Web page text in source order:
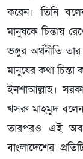
করেন। তিনি
মানুষকে চিন্তায়
ভঙ্গুর অর্থনীতি
মানুষের কথা
ইনশাআল্লাহ।
খসরু মাহমুদ
তারপরও এই
বাংলাদেশের